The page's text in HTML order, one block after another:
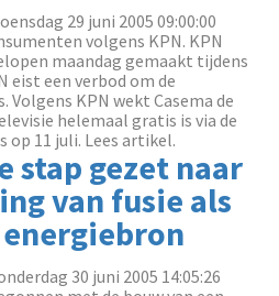
29 juni 2005 09:00:00
volgens KPN. KPN
maandag gemaakt tijdens
eist een verbod om de
Volgens KPN wekt Casema de
helemaal gratis is via de
op 11 juli. Lees artikel.
stap gezet naar
van fusie als
30 juni 2005 14:05:26